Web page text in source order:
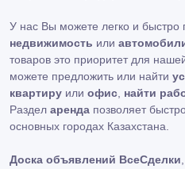
У нас Вы можете легко и быстро
недвижимость или
товаров это приоритет для
можете предложить или найти
квартиру или офис найти
Раздел аренда позволяет
основных городах Казахстана.
Доска объявлений ВсеСделки